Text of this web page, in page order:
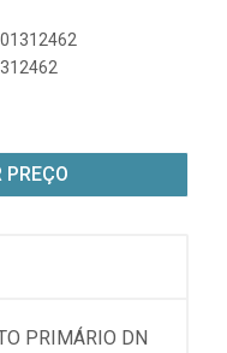
PREÇO
PRIMÁRIO DN